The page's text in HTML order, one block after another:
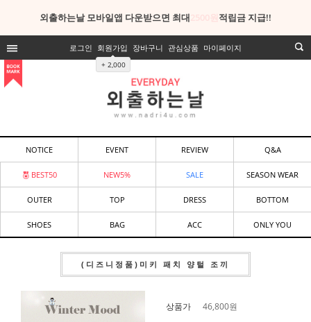
외출하는날 모바일앱 다운받으면 최대 적립금 지급!!
로그인 회원가입
+ 2,000
장바구니 관심상품 마이페이지
NOTICE EVENT REVIEW Q&A
BEST50 NEW5% SALE SEASON WEAR
OUTER TOP DRESS BOTTOM
SHOES BAG ACC ONLY YOU
(디즈니정품)미키 패치 양털 조끼
상품가 46,800원